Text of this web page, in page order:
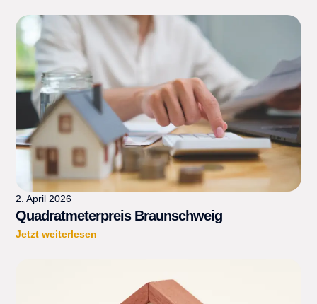
2. April 2026
Quadratmeterpreis Braunschweig
Jetzt weiterlesen